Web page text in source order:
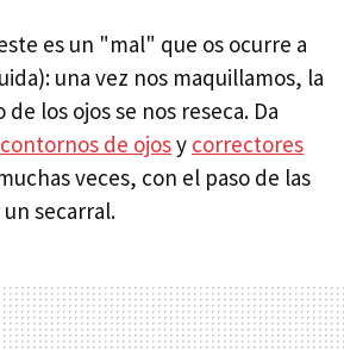
es un "mal" que os ocurre a
una vez nos maquillamos, la
los ojos se nos reseca. Da
contornos de ojosy correctores
veces, con el paso de las
secarral.